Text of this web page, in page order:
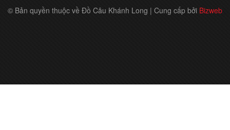
© Bản quyền thuộc về Đồ Câu Khánh Long | Cung cấp bởi Bizweb